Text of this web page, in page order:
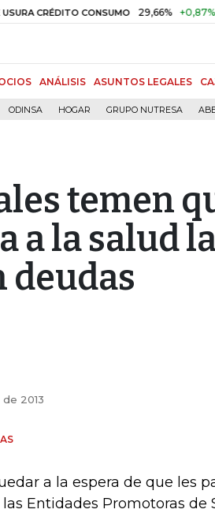
CONSUMO 29,66% +0,87% +3,02%
ANÁLISIS ASUNTOS LEGALES
ODINSA HOGAR GRUPO NUTRESA
temen
a la salud
deudas
2013
a la espera de que les
Entidades Promotoras de